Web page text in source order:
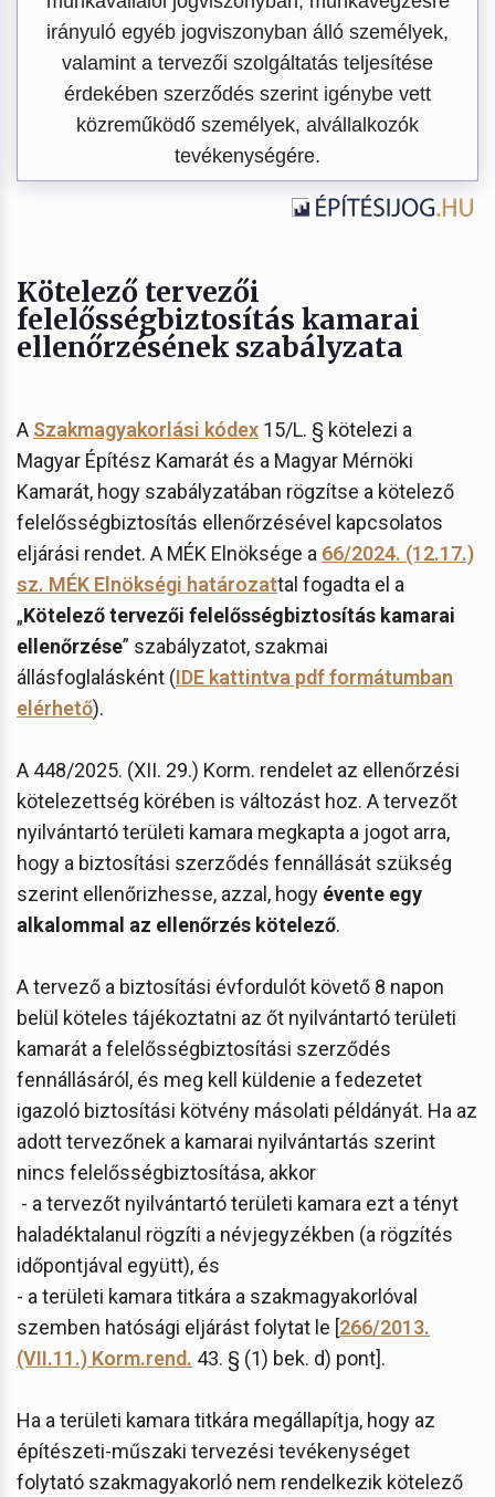
irányuló egyéb jogviszonyban álló személyek,
valamint a tervezői szolgáltatás teljesítése
érdekében szerződés szerint igénybe vett
közreműködő személyek, alvállalkozók
tevékenységére.
Kötelező tervezői
felelősségbiztosítás kamarai
ellenőrzésének szabályzata
A Szakmagyakorlási kódex 15/L. § kötelezi a
Magyar Építész Kamarát és a Magyar Mérnöki
Kamarát, hogy szabályzatában rögzítse a kötelező
felelősségbiztosítás ellenőrzésével kapcsolatos
eljárási rendet. A MÉK Elnöksége a 66/2024. (12.17.)
sz. MÉK Elnökségi határozattal fogadta el a
„Kötelező tervezői felelősségbiztosítás kamarai
ellenőrzése” szabályzatot, szakmai
állásfoglalásként (IDE kattintva pdf formátumban
elérhető).
A 448/2025. (XII. 29.) Korm. rendelet az ellenőrzési
kötelezettség körében is változást hoz. A tervezőt
nyilvántartó területi kamara megkapta a jogot arra,
hogy a biztosítási szerződés fennállását szükség
szerint ellenőrizhesse, azzal, hogy évente egy
alkalommal az ellenőrzés kötelező.
A tervező a biztosítási évfordulót követő 8 napon
belül köteles tájékoztatni az őt nyilvántartó területi
kamarát a felelősségbiztosítási szerződés
fennállásáról, és meg kell küldenie a fedezetet
igazoló biztosítási kötvény másolati példányát. Ha az
adott tervezőnek a kamarai nyilvántartás szerint
nincs felelősségbiztosítása, akkor
- a tervezőt nyilvántartó területi kamara ezt a tényt
haladéktalanul rögzíti a névjegyzékben (a rögzítés
időpontjával együtt), és
- a területi kamara titkára a szakmagyakorlóval
szemben hatósági eljárást folytat le [266/2013.
(VII.11.) Korm.rend. 43. § (1) bek. d) pont].
Ha a területi kamara titkára megállapítja, hogy az
építészeti-műszaki tervezési tevékenységet
folytató szakmagyakorló nem rendelkezik kötelező